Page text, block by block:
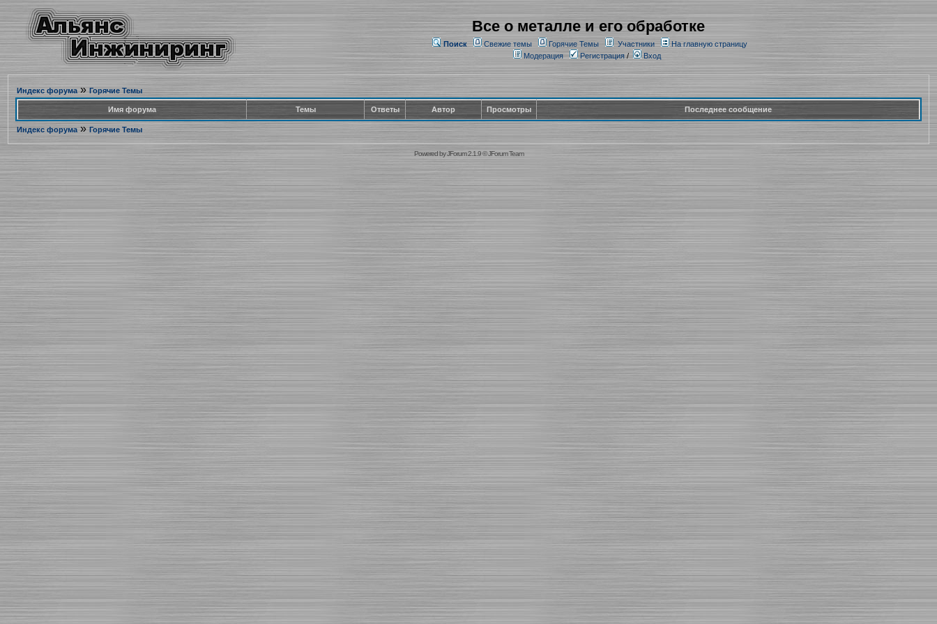
Все о металле и его обработке
Поиск Свежие темы Горячие Темы Участники
На главную страницу
Модерация
Регистрация/ Вход
Индекс форума» Горячие Темы
Имя форума Темы Ответы Автор Просмотры Последнее сообщение
Индекс форума» Горячие Темы
Powered byJForum 2.1.9©JForum Team